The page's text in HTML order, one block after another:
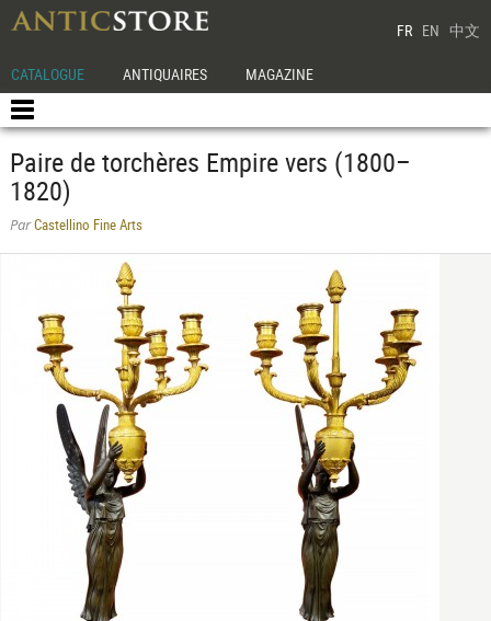
FR EN 中文
CATALOGUE ANTIQUAIRES MAGAZINE
Paire de torchères Empire vers (1800–
1820)
ParCastellino Fine Arts